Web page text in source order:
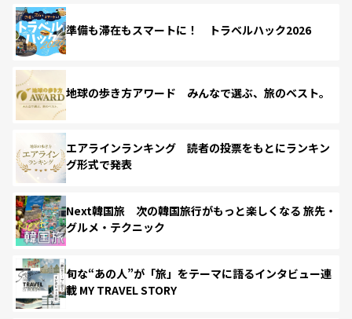
準備も滞在もスマートに！ トラベルハック2026
地球の歩き方アワード みんなで選ぶ、旅のベスト。
エアラインランキング 読者の投票をもとにランキン
グ形式で発表
Next韓国旅 次の韓国旅行がもっと楽しくなる 旅先・
グルメ・テクニック
旬な“あの人”が「旅」をテーマに語るインタビュー連
載 MY TRAVEL STORY